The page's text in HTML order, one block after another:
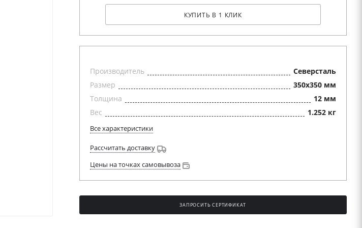
КУПИТЬ В 1 КЛИК
Производитель
Северсталь
Размер
350x350 мм
Толщина
12 мм
Вес
1.252 кг
Все характеристики
Рассчитать доставку
Цены на точках самовывоза
ЗАПРОСИТЬ СЕРТИФИКАТ